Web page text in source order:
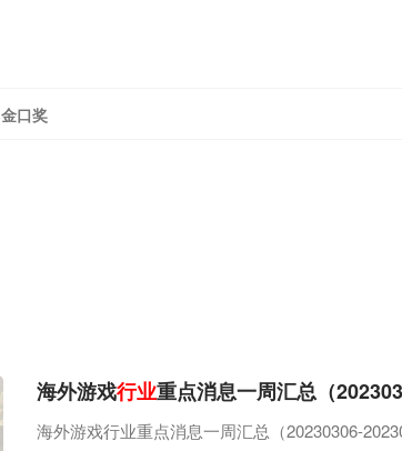
金口奖
海外游戏行业重点消息一周汇总（
海外游戏行业重点消息一周汇总（20230306-